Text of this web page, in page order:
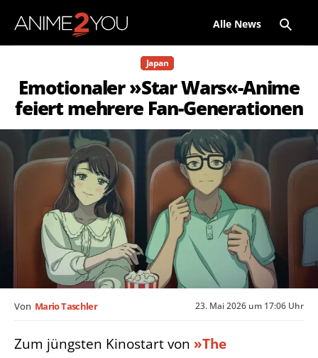
Alle News
Japan
Emotionaler »Star Wars«-Anime
feiert mehrere Fan-Generationen
23. Mai 2026 um 17:06 Uhr
Von Mario Taschler
Zum jüngsten Kinostart von »The